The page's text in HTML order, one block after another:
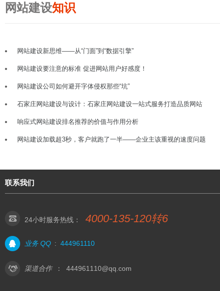
网站建设知识
网站建设新思维——从“门面”到“数据引擎”
网站建设要注意的标准 促进网站用户好感度！
网站建设公司如何避开字体侵权那些“坑”
石家庄网站建设与设计：石家庄网站建设一站式服务打造品质网站
响应式网站建设排名推荐的价值与作用分析
网站建设加载超3秒，客户就跑了一半——企业主该重视的速度问题
联系我们
24小时服务热线： 4000-135-120转6
业务 QQ : 444961110
渠道合作 ： 444961110@qq.com